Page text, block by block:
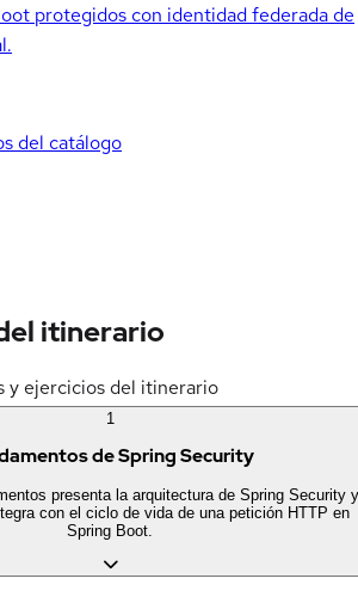
protegidos con identidad federada de
del catálogo
itinerario
y ejercicios del itinerario
1
de Spring Security
presenta la arquitectura de Spring Security y
con el ciclo de vida de una petición HTTP en
Spring Boot.